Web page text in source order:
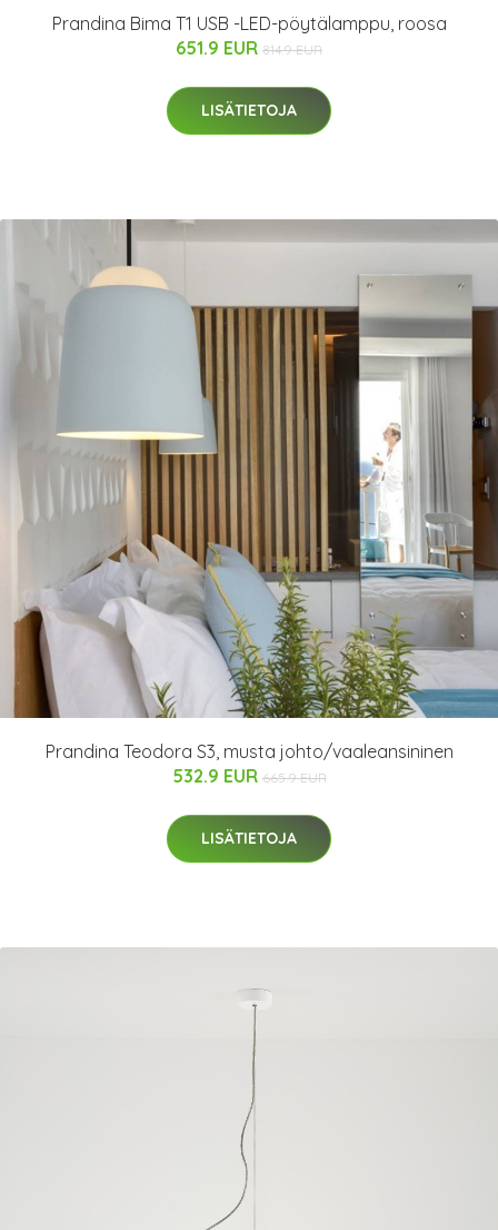
Prandina Bima T1 USB -LED-pöytälamppu, roosa
651.9 EUR 814.9 EUR
LISÄTIETOJA
Prandina Teodora S3, musta johto/vaaleansininen
532.9 EUR 665.9 EUR
LISÄTIETOJA